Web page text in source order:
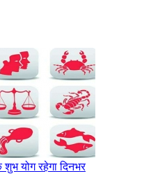
योग रहेगा दिनभर